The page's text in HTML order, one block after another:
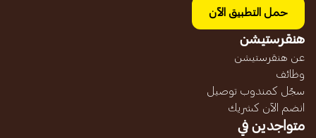
حمل التطبيق الآن
هنقرستيشن
عن هنقرستيشن
وظائف
سجّل كمندوب توصيل
انضم الآن كشريك
متواجدين في